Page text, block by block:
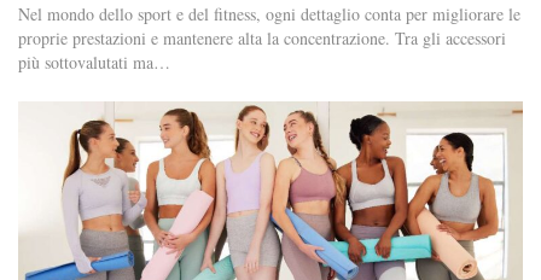
Nel mondo dello sport e del fitness, ogni dettaglio conta per migliorare le
proprie prestazioni e mantenere alta la concentrazione. Tra gli accessori
più sottovalutati ma…